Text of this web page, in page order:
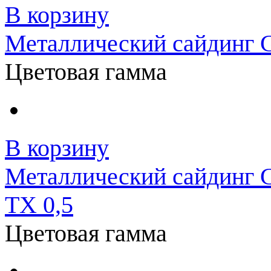
В корзину
Металлический сайдинг
Цветовая гамма
В корзину
Металлический сайдинг
TX 0,5
Цветовая гамма